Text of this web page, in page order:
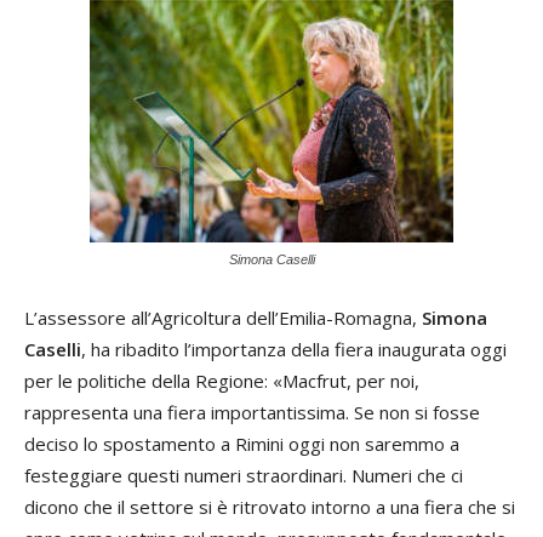
Simona Caselli
L’assessore all’Agricoltura dell’Emilia-Romagna, Simona
Caselli, ha ribadito l’importanza della fiera inaugurata oggi
per le politiche della Regione: «Macfrut, per noi,
rappresenta una fiera importantissima. Se non si fosse
deciso lo spostamento a Rimini oggi non saremmo a
festeggiare questi numeri straordinari. Numeri che ci
dicono che il settore si è ritrovato intorno a una fiera che si